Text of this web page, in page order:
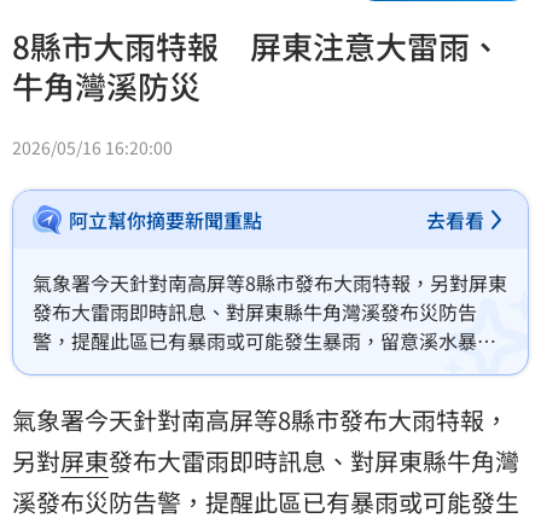
8縣市大雨特報 屏東注意大雷雨、
牛角灣溪防災
2026/05/16 16:20:00
阿立幫你摘要新聞重點 去看看
氣象署今天針對南高屏等8縣市發布大雨特報，另對屏東
發布大雷雨即時訊息、對屏東縣牛角灣溪發布災防告
警，提醒此區已有暴雨或可能發生暴雨，留意溪水暴
漲，並盡速遠離。
氣象署今天針對南高屏等8縣市發布大雨特報，
另對屏東發布大雷雨即時訊息、對屏東縣牛角灣
溪發布災防告警，提醒此區已有暴雨或可能發生